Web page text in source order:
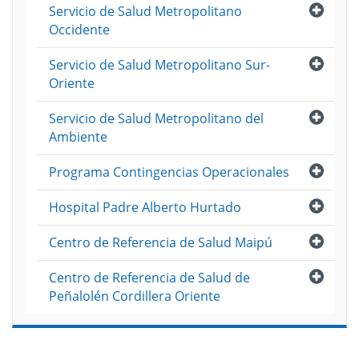
Abrir
Servicio de Salud Metropolitano
Occidente
Abrir
Servicio de Salud Metropolitano Sur-
Oriente
Abrir
Servicio de Salud Metropolitano del
Ambiente
Abrir
Programa Contingencias Operacionales
Abrir
Hospital Padre Alberto Hurtado
Abrir
Centro de Referencia de Salud Maipú
Abrir
Centro de Referencia de Salud de
Peñalolén Cordillera Oriente